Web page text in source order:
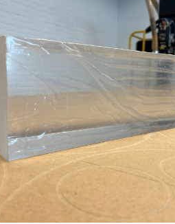
DIBOND® Spiegel außen, B-s2,
d0
DIBOND®, Butlerfinish,
gebürstete Aluoptik, anthrazit /
IEASY®BOND